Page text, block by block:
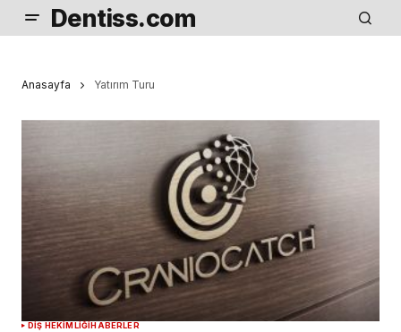
Dentiss.com
Anasayfa Yatırım Turu
DIŞ HEKIMLIĞIHABERLER